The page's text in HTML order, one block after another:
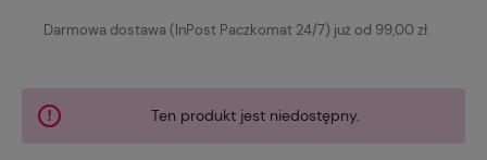
Darmowa dostawa (InPost Paczkomat 24/7) już od 99,00 zł.
Ten produkt jest niedostępny.